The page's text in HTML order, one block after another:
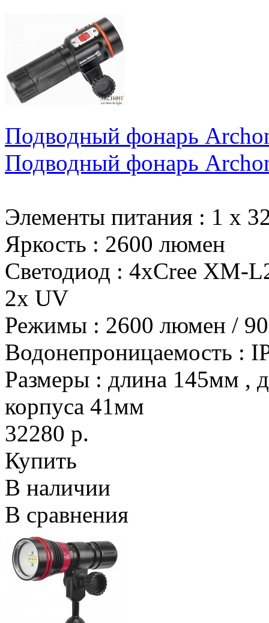
Подводный фонарь
Подводный фонарь
Элементы питания : 1 х
Яркость : 2600 люмен
Светодиод : 4xCree XM-
2x UV
Режимы : 2600 люмен /
Водонепроницаемость :
Размеры : длина 145мм ,
корпуса 41мм
32280 р.
Купить
В наличии
В сравнения